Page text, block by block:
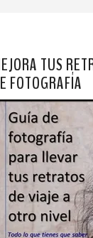
TUS
FOTOGRAFÍA